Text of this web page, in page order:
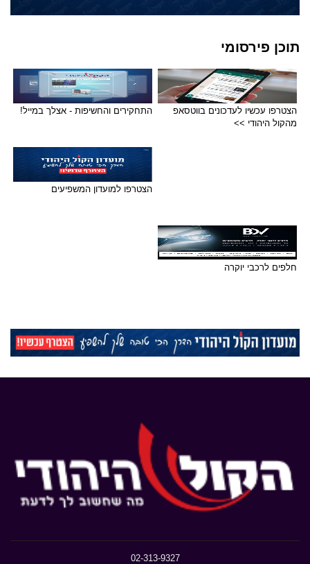
תוכן פירסומי
הצטרפו עכשיו לעדכונים בווטסאפ
מהקול היהודי >>
התחקירים והחשיפות - אצלך במייל!
הצטרפו למועדון המשפיעים
חלפים לרכבי יוקרה
02-313-9327